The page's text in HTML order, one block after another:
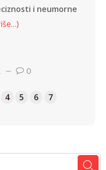
i neumorne
0
4 5 6 7